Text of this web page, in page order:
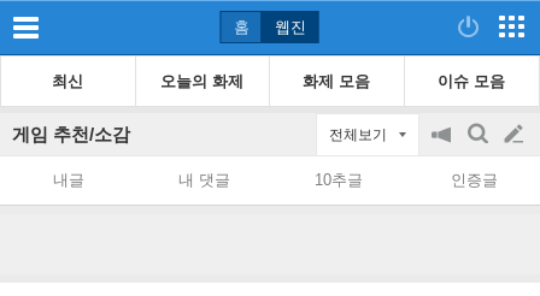
홈 웹진
최신 오늘의 화제 화제 모음 이슈 모음
게임 추천/소감 전체보기
공
on/off
검
색
글
쓰
내글 내 댓글 10추글 인증글